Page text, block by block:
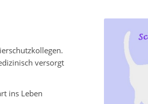
versorgt
ins Leben